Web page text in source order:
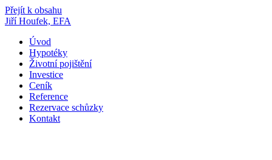
Přejít k obsahu
Jiří Houfek, EFA
Úvod
Hypotéky
Životní pojištění
Investice
Ceník
Reference
Rezervace schůzky
Kontakt